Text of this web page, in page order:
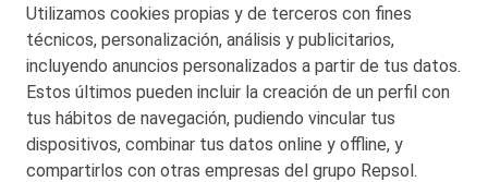
© 2026 Petronor S.A.
CONTACTO
Utilizamos cookies propias y de terceros con fines
técnicos, personalización, análisis y publicitarios,
incluyendo anuncios personalizados a partir de tus datos.
Estos últimos pueden incluir la creación de un perfil con
tus hábitos de navegación, pudiendo vincular tus
dispositivos, combinar tus datos online y offline, y
compartirlos con otras empresas del grupo Repsol.